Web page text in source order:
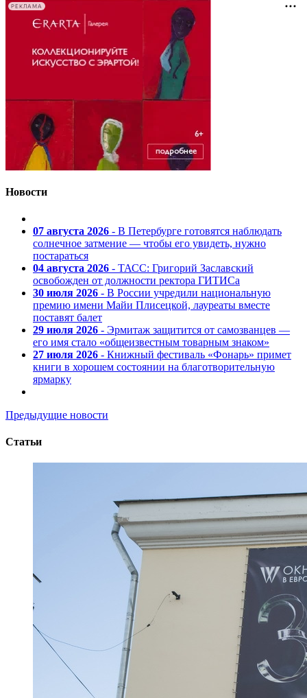
РЕКЛАМА
Новости
07 августа 2026 - В Петербурге готовятся наблюдать
солнечное затмение — чтобы его увидеть, нужно
постараться
04 августа 2026 - ТАСС: Григорий Заславский
освобожден от должности ректора ГИТИСа
30 июля 2026 - В России учредили национальную
премию имени Майи Плисецкой, лауреаты вместе
поставят балет
29 июля 2026 - Эрмитаж защитится от самозванцев —
его имя стало «общеизвестным товарным знаком»
27 июля 2026 - Книжный фестиваль «Фонарь» примет
книги в хорошем состоянии на благотворительную
ярмарку
Предыдущие новости
Статьи